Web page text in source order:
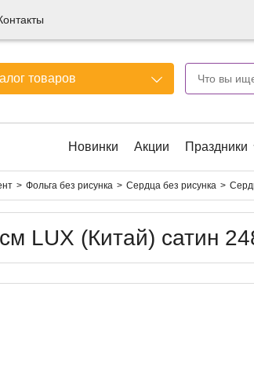
товаров
Новинки Акции Праздники
Фольга без рисунка Сердца без рисунка
LUX (Китай) сатин